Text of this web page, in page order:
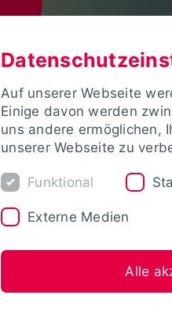
Auf unserer Webseite
Einige davon werden
uns andere ermöglichen,
unserer Webseite zu
Funktional
Externe Medien
Alle